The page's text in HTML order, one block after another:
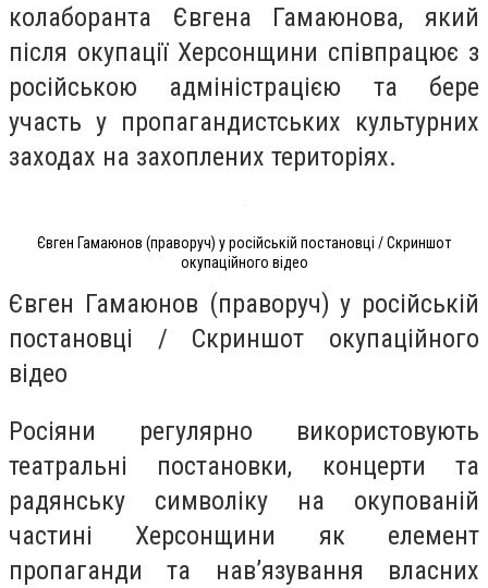
колаборанта Євгена Гамаюнова, який
після окупації Херсонщини співпрацює з
російською адміністрацією та бере
участь у пропагандистських культурних
заходах на захоплених територіях.
Євген Гамаюнов (праворуч) у російській постановці / Скриншот
окупаційного відео
Євген Гамаюнов (праворуч) у російській
постановці / Скриншот окупаційного
відео
Росіяни регулярно використовують
театральні постановки, концерти та
радянську символіку на окупованій
частині Херсонщини як елемент
пропаганди та нав’язування власних